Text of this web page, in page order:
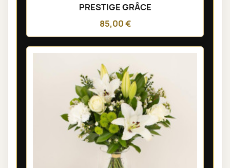
PRESTIGE GRÂCE
85,00 €